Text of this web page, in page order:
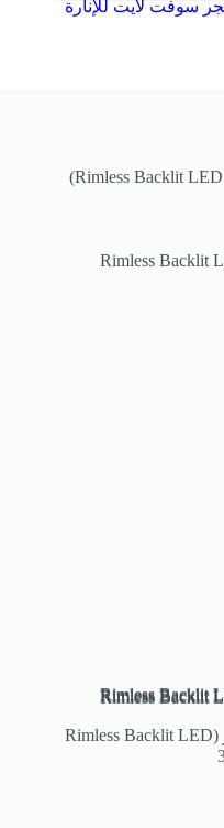
💡 بانل LED سقفي بدون إطار (Rimless Backlit LED Panel)